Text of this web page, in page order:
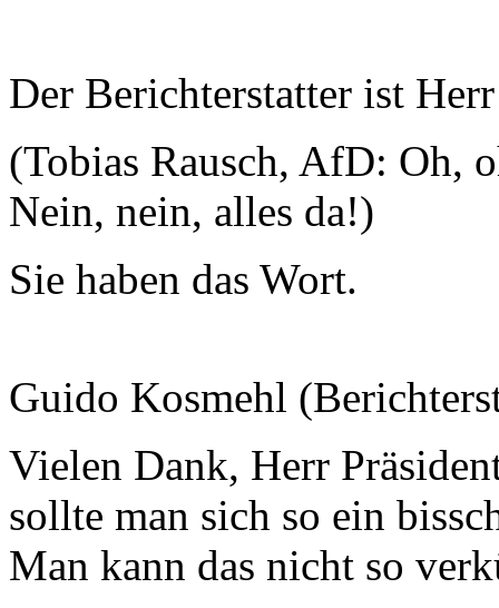
Der Berichterstatter ist
(Tobias Rausch, AfD: Oh,
Nein, nein, alles da!)
Sie haben das Wort.
Guido Kosmehl
Vielen Dank, Herr
sollte man sich so ein
Man kann das nicht so